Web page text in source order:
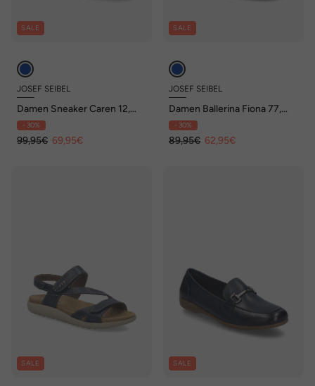
SALE
JOSEF SEIBEL
Damen Sneaker Caren 12,
indigo
- 30%
99,95€ 69,95€
SALE
JOSEF SEIBEL
Damen Ballerina Fiona 77,
ocean
- 30%
89,95€ 62,95€
SALE SALE